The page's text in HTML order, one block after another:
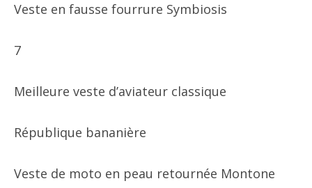
Veste en fausse fourrure Symbiosis
7
Meilleure veste d’aviateur classique
République bananière
Veste de moto en peau retournée Montone